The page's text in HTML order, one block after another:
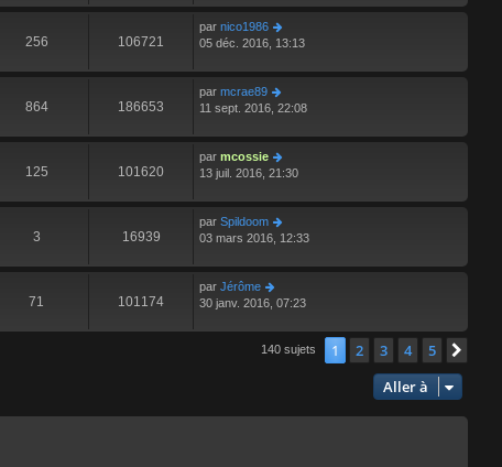
256 106721
par nico1986
05 déc. 2016, 13:13
864 186653
par mcrae89
11 sept. 2016, 22:08
125 101620
par mcossie
13 juil. 2016, 21:30
3 16939
par Spildoom
03 mars 2016, 12:33
71 101174
par Jérôme
30 janv. 2016, 07:23
140 sujets 1 2 3 4 5
Aller à